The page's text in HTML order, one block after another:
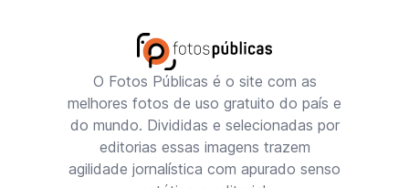
O Fotos Públicas é o site com as
melhores fotos de uso gratuito do país e
do mundo. Divididas e selecionadas por
editorias essas imagens trazem
agilidade jornalística com apurado senso